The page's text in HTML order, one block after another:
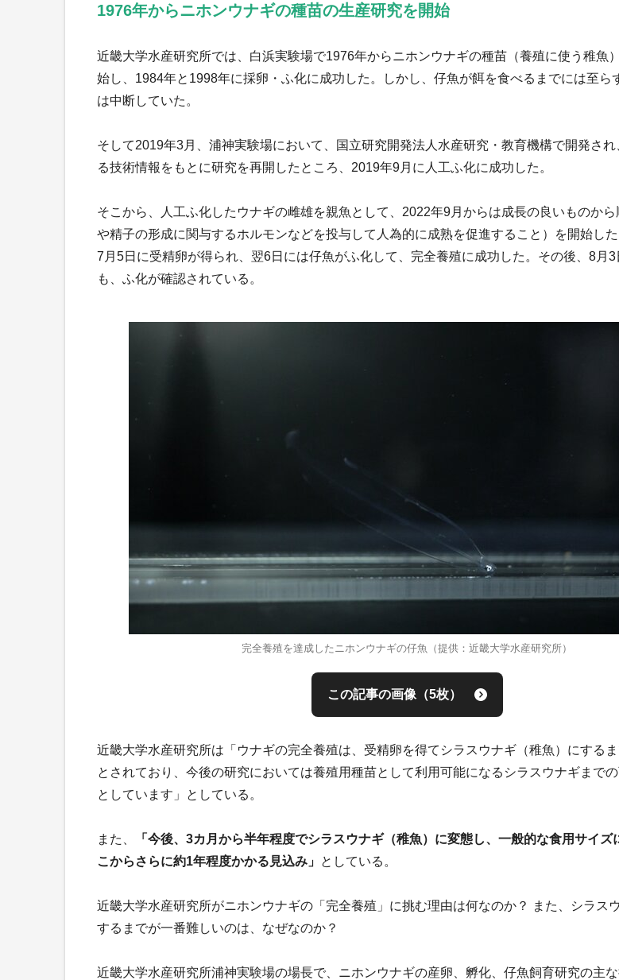
1976年からニホンウナギの種苗の生産研究を開始
近畿大学水産研究所では、白浜実験場で1976年からニホンウナギの種苗（養殖に使う稚魚
始し、1984年と1998年に採卵・ふ化に成功した。しかし、仔魚が餌を食べるまでには至ら
は中断していた。
そして2019年3月、浦神実験場において、国立研究開発法人水産研究・教育機構で開発さ
る技術情報をもとに研究を再開したところ、2019年9月に人工ふ化に成功した。
そこから、人工ふ化したウナギの雌雄を親魚として、2022年9月からは成長の良いものか
や精子の形成に関与するホルモンなどを投与して人為的に成熟を促進すること）を開始し
7月5日に受精卵が得られ、翌6日には仔魚がふ化して、完全養殖に成功した。その後、8月3
も、ふ化が確認されている。
完全養殖を達成したニホンウナギの仔魚（提供：近畿大学水産研究所）
この記事の画像（5枚）
近畿大学水産研究所は「ウナギの完全養殖は、受精卵を得てシラスウナギ（稚魚）にする
とされており、今後の研究においては養殖用種苗として利用可能になるシラスウナギまで
としています」としている。
また、
「今後、3カ月から半年程度でシラスウナギ（稚魚）に変態し、一般的な食用サイズ
こからさらに約1年程度かかる見込み」 としている。
近畿大学水産研究所がニホンウナギの「完全養殖」に挑む理由は何なのか？ また、シラス
するまでが一番難しいのは、なぜなのか？
近畿大学水産研究所浦神実験場の場長で、ニホンウナギの産卵、孵化、仔魚飼育研究の主